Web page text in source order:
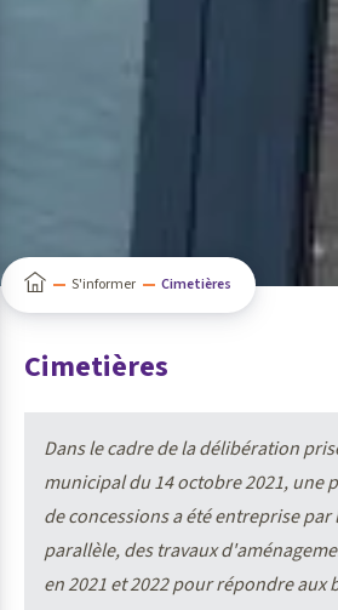
S'informer Cimetières
Cimetières
Dans le cadre de la délibération
municipal du 14 octobre 2021, une
de concessions a été entreprise par
parallèle, des travaux
en 2021 et 2022 pour répondre aux